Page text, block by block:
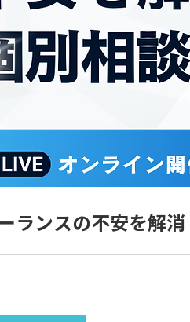
ランスの不安を解